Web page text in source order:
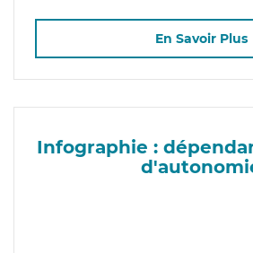
En Savoir Plus
Infographie :